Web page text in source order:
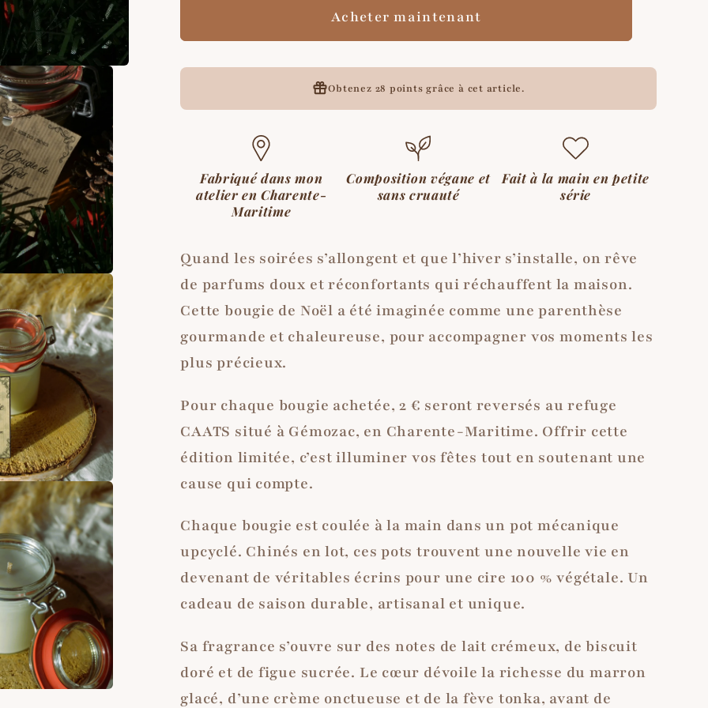
solidaire
(édition
upcyclée
solidaire
(édition
limitée)
Acheter maintenant
Obtenez 28 points grâce à cet article.
Fabriqué dans mon
atelier en Charente-
Maritime
Composition végane et
sans cruauté
Fait à la main en petite
série
Quand les soirées s’allongent et que l’hiver s’installe, on rêve
de parfums doux et réconfortants qui réchauffent la maison.
Cette bougie de Noël a été imaginée comme une parenthèse
gourmande et chaleureuse, pour accompagner vos moments les
plus précieux.
Pour chaque bougie achetée, 2 € seront reversés au refuge
CAATS situé à Gémozac, en Charente-Maritime. Offrir cette
édition limitée, c’est illuminer vos fêtes tout en soutenant une
cause qui compte.
Chaque bougie est coulée à la main dans un pot mécanique
upcyclé. Chinés en lot, ces pots trouvent une nouvelle vie en
devenant de véritables écrins pour une cire 100 % végétale. Un
cadeau de saison durable, artisanal et unique.
Sa fragrance s’ouvre sur des notes de lait crémeux, de biscuit
doré et de figue sucrée. Le cœur dévoile la richesse du marron
glacé, d’une crème onctueuse et de la fève tonka, avant de